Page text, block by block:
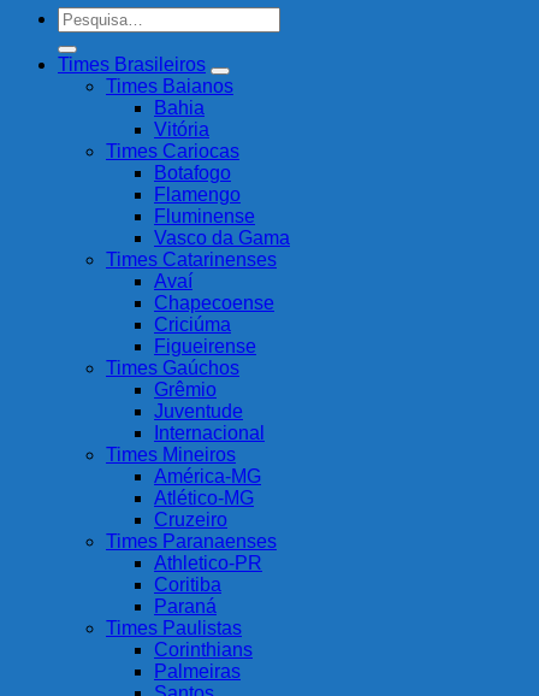
Pesquisar
por:
Times Brasileiros
Times Baianos
Bahia
Vitória
Times Cariocas
Botafogo
Flamengo
Fluminense
Vasco da Gama
Times Catarinenses
Avaí
Chapecoense
Criciúma
Figueirense
Times Gaúchos
Grêmio
Juventude
Internacional
Times Mineiros
América-MG
Atlético-MG
Cruzeiro
Times Paranaenses
Athletico-PR
Coritiba
Paraná
Times Paulistas
Corinthians
Palmeiras